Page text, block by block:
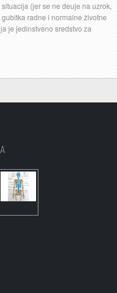
(jer se ne deuje na uzrok,
radne i normalne životne
je jedinstveno sredstvo za